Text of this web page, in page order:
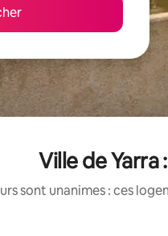
Ville de
sont unanimes : ces